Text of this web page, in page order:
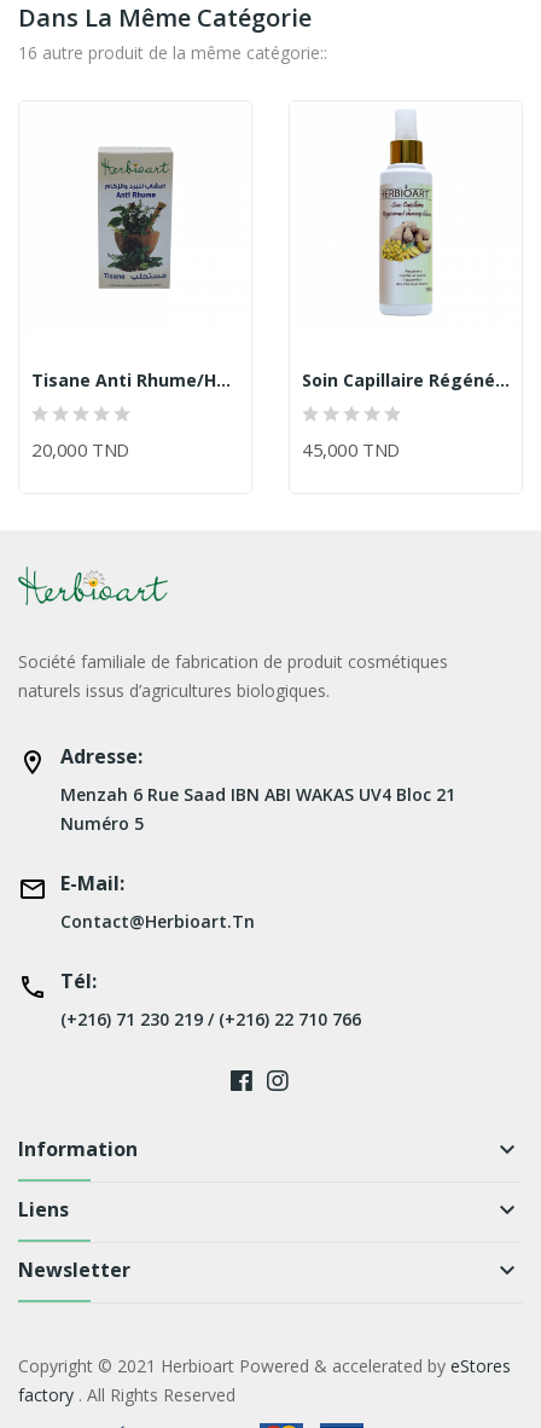
Dans La Même Catégorie
16 autre produit de la même catégorie::
Tisane Anti Rhume/Herbioart
20,000 TND
Soin Capillaire Régénérant Cheveux...
45,000 TND
Société familiale de fabrication de produit cosmétiques
naturels issus d’agricultures biologiques.
Adresse:
Menzah 6 Rue Saad IBN ABI WAKAS UV4 Bloc 21
Numéro 5
E-Mail:
Contact@herbioart.tn
Tél:
(+216) 71 230 219 / (+216) 22 710 766
Information keyboard_arrow_down
Liens keyboard_arrow_down
Newsletter keyboard_arrow_down
Copyright © 2021 Herbioart Powered & accelerated by eStores
factory . All Rights Reserved